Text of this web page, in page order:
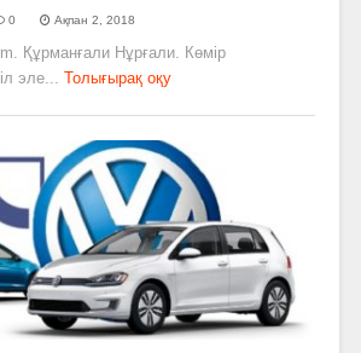
0 Ақпан 2, 2018
Құрманғали Нұрғали. Көмір
эле...
Толығырақ оқу